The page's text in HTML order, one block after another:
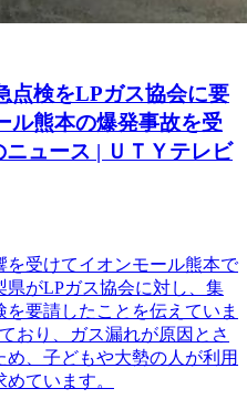
点検をLPガス協会に要
熊本の爆発事故を受
ース | ＵＴＹテレビ
を受けてイオンモール熊本で
がLPガス協会に対し、集
要請したことを伝えていま
おり、ガス漏れが原因とさ
、子どもや大勢の人が利用
ています。